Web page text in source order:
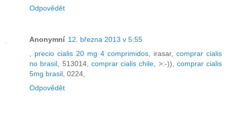
Odpovědět
Anonymní 12. března 2013 v 5:55
precio cialis 20 mg 4 comprimidos , irasar, comprar cialis
no brasil , 513014, comprar cialis chile , >:-)), comprar cialis
5mg brasil , 0224,
Odpovědět